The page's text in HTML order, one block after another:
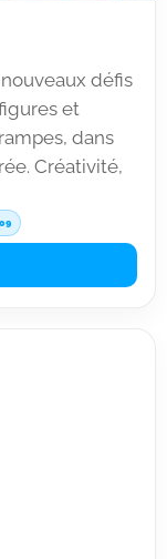
défis
et
dans
Créativité,